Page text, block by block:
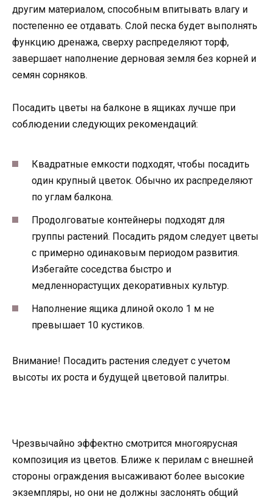
другим материалом, способным впитывать влагу и
постепенно ее отдавать. Слой песка будет выполнять
функцию дренажа, сверху распределяют торф,
завершает наполнение дерновая земля без корней и
семян сорняков.
Посадить цветы на балконе в ящиках лучше при
соблюдении следующих рекомендаций:
Квадратные емкости подходят, чтобы посадить
один крупный цветок. Обычно их распределяют
по углам балкона.
Продолговатые контейнеры подходят для
группы растений. Посадить рядом следует цветы
с примерно одинаковым периодом развития.
Избегайте соседства быстро и
медленнорастущих декоративных культур.
Наполнение ящика длиной около 1 м не
превышает 10 кустиков.
Внимание! Посадить растения следует с учетом
высоты их роста и будущей цветовой палитры.
Чрезвычайно эффектно смотрится многоярусная
композиция из цветов. Ближе к перилам с внешней
стороны ограждения высаживают более высокие
экземпляры, но они не должны заслонять общий